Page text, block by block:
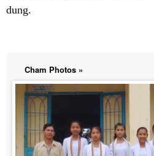
dung.
Cham Photos »